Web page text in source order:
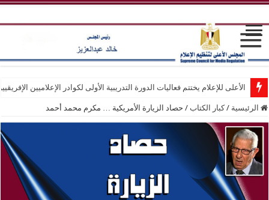
الأعلى للإعلام يختتم فعاليات الدورة التدريبية الأولى لكوادر الإعلاميين
الرئيسية / كبار الكتاب / حصاد الزيارة الأمريكية … مكرم محمد أحمد